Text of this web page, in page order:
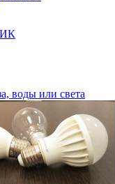
воды или света